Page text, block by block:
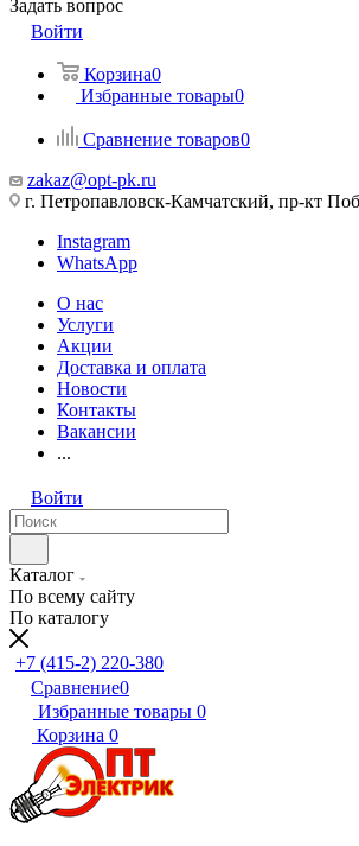
Задать вопрос
Войти
Корзина0
Избранные товары0
Сравнение товаров0
zakaz@opt-pk.ru
г. Петропавловск-Камчатский, пр-кт
Instagram
WhatsApp
О нас
Услуги
Акции
Доставка и оплата
Новости
Контакты
Вакансии
...
Войти
Каталог
По всему сайту
По каталогу
+7 (415-2) 220-380
Сравнение0
Избранные товары 0
Корзина 0